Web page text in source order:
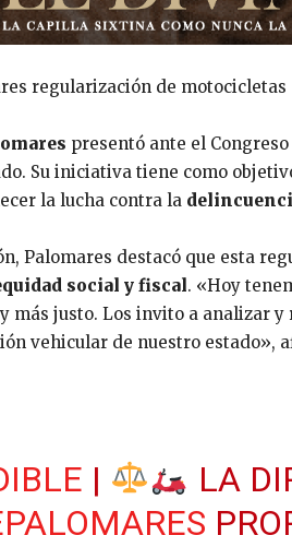
regularización de motocicletas
presentó ante el
Su iniciativa tiene como
la lucha contra la
Palomares destacó que esta
social y fiscal. «Hoy
más justo. Los invito a analizar
vehicular de nuestro estado»,
|
LA